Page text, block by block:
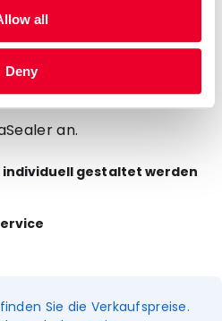
all
Deny
für den mehrmaligen
endgültigen Verschließen
über dem
werden. Schauen Sie
an.
individuell gestaltet werden
Sie die Verkaufspreise.